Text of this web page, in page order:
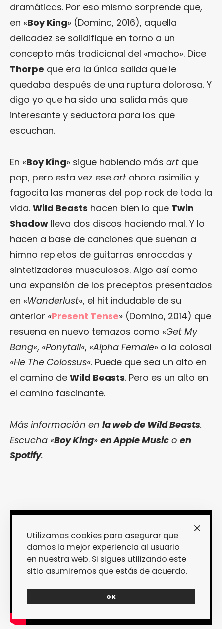
dramáticas. Por eso mismo sorprende que,
en «Boy King» (Domino, 2016), aquella
delicadez se solidifique en torno a un
concepto más tradicional del «macho». Dice
Thorpe que era la única salida que le
quedaba después de una ruptura dolorosa. Y
digo yo que ha sido una salida más que
interesante y seductora para los que
escuchan.
En «Boy King» sigue habiendo más art que
pop, pero esta vez ese art ahora asimilia y
fagocita las maneras del pop rock de toda la
vida. Wild Beasts hacen bien lo que Twin
Shadow lleva dos discos haciendo mal. Y lo
hacen a base de canciones que suenan a
himno repletos de guitarras enrocadas y
sintetizadores musculosos. Algo así como
una expansión de los preceptos presentados
en «Wanderlust«, el hit indudable de su
anterior «Present Tense» (Domino, 2014) que
resuena en nuevo temazos como «Get My
Bang«, «Ponytail«, «Alpha Female» o la colosal
«He The Colossus«. Puede que sea un alto en
el camino de Wild Beasts. Pero es un alto en
el camino fascinante.
Más información en la web de Wild Beasts.
Escucha «Boy King» en Apple Music o en
Spotify.
Utilizamos cookies para asegurar que
damos la mejor experiencia al usuario
en nuestra web. Si sigues utilizando este
sitio asumiremos que estás de acuerdo.
OK